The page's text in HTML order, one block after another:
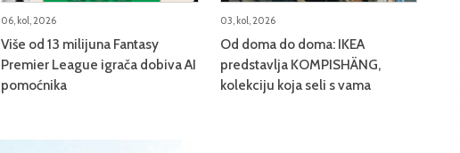
06, kol, 2026
Više od 13 milijuna Fantasy
Premier League igrača dobiva AI
pomoćnika
03, kol, 2026
Od doma do doma: IKEA
predstavlja KOMPISHÄNG,
kolekciju koja seli s vama